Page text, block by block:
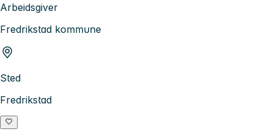
Arbeidsgiver
Fredrikstad kommune
Sted
Fredrikstad